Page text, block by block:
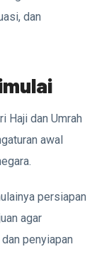
dan
Haji dan Umrah
awal
persiapan
agar
penyiapan